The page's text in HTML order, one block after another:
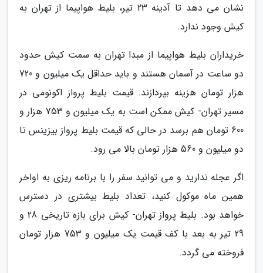
نشان می دهد تا آدینه 23 تیر، بلیط هواپیما از تهران به
کیش وجود ندارد.
خریداران بلیط هواپیما از مبدا تهران به سمت کیش حدود
دو ساعت در آسمان هستند و باید حداقل یک میلیون و 720
هزار تومان هزینه بپردازند. قیمت بلیط پرواز اکونومی در
مسیر تهران- کیش ممکن است به یک میلیون و 753 هزار و
600 تومان هم برسد در حالی که قیمت بلیط پرواز بیزینس تا
دو میلیون و 560 هزار تومان بالا می رود.
اگر عجله ندارید و می توانید سفر را با برنامه ریزی به اواخر
همین ماه موکول کنید، تعداد بلیط بیشتری در دسترس
خواهد بود. بلیط پرواز تهران- کیش برای بازه تاریخی 28 و
29 تیر به بعد با کف قیمت یک میلیون و 753 هزار تومان
فروخته می گردد.